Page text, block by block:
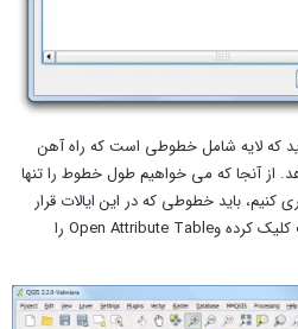
که لایه شامل خطوطی است که راه آهن
از آنجا که می خواهیم طول خطوط را تنها
کنیم، باید خطوطی که در این ایالات قرار
دارند را انتخاب کنیم. روی لایه راست کلیک کرده وOpen Attribute Table را